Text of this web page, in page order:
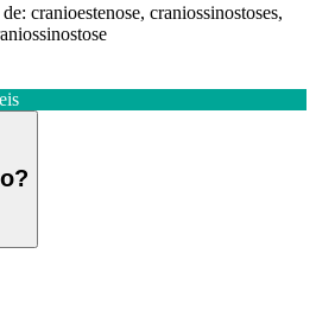
cranioestenose, craniossinostoses,